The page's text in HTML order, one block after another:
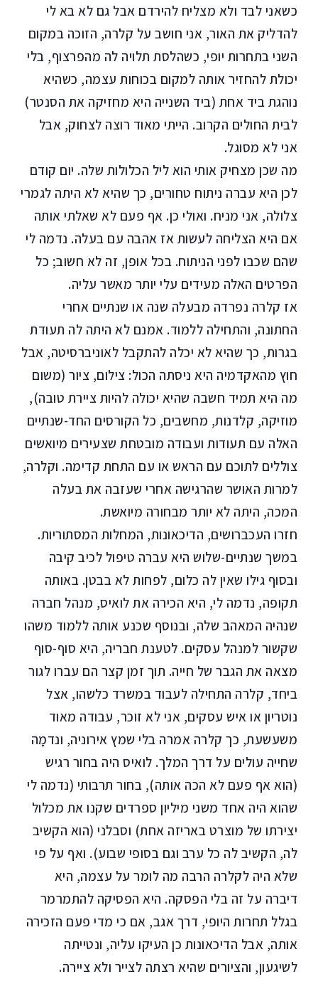
כשאני לבד ולא מצליח להירדם אבל גם לא בא לי
להדליק את האור, אני חושב על קלרה, הזוכה במקום
השני בתחרות יופי, כשהלסת תלויה לה מהפרצוף, בלי
יכולת להחזיר אותה למקום בכוחות עצמה, כשהיא
נוהגת ביד אחת (ביד השנייה היא מחזיקה את הסנטר)
לבית החולים הקרוב. הייתי מאוד רוצה לצחוק, אבל
אני לא מסוגל.
מה שכן מצחיק אותי הוא ליל הכלולות שלה. יום קודם
לכן היא עברה ניתוח טחורים, כך שהיא לא היתה לגמרי
צלולה, אני מניח. ואולי כן. אף פעם לא שאלתי אותה
אם היא הצליחה לעשות אז אהבה עם בעלה. נדמה לי
שהם שכבו לפני הניתוח. בכל אופן, זה לא חשוב; כל
הפרטים האלה מעידים עלי יותר מאשר עליה.
אז קלרה נפרדה מבעלה שנה או שנתיים אחרי
החתונה, והתחילה ללמוד. אמנם לא היתה לה תעודת
בגרות, כך שהיא לא יכלה להתקבל לאוניברסיטה, אבל
חוץ מהאקדמיה היא ניסתה הכול: צילום, ציור (משום
מה היא תמיד חשבה שהיא יכולה להיות ציירת טובה),
מוזיקה, קלדנות, מחשבים, כל הקורסים החד-שנתיים
האלה עם תעודות ועבודה מובטחת שצעירים מיואשים
צוללים לתוכם עם הראש או עם התחת קדימה. וקלרה,
למרות האושר שהרגישה אחרי שעזבה את בעלה
המכה, היתה לא יותר מבחורה מיואשת.
חזרו העכברושים, הדיכאונות, המחלות המסתוריות.
במשך שנתיים-שלוש היא עברה טיפול לכיב קיבה
ובסוף גילו שאין לה כלום, לפחות לא בבטן. באותה
תקופה, נדמה לי, היא הכירה את לואיס, מנהל חברה
שנהיה המאהב שלה, ובנוסף שכנע אותה ללמוד משהו
שקשור למנהל עסקים. לטענת חבריה, היא סוף-סוף
מצאה את הגבר של חייה. תוך זמן קצר הם עברו לגור
ביחד, קלרה התחילה לעבוד במשרד כלשהו, אצל
נוטריון או איש עסקים, אני לא זוכר, עבודה מאוד
משעשעת, כך קלרה אמרה בלי שמץ אירוניה, ונדמָה
שחייה עולים על דרך המלך. לואיס היה בחור רגיש
(הוא אף פעם לא הכה אותה), בחור תרבותי (נדמה לי
שהוא היה אחד משני מיליון ספרדים שקנו את מכלול
יצירתו של מוצרט באריזה אחת) וסבלני (הוא הקשיב
לה, הקשיב לה כל ערב וגם בסופי שבוע). ואף על פי
שלא היה לקלרה הרבה מה לומר על עצמה, היא
דיברה על זה בלי הפסקה. היא הפסיקה להתמרמר
בגלל תחרות היופי, דרך אגב, אם כי מדי פעם הזכירה
אותה, אבל הדיכאונות כן העיקו עליה, ונטייתה
לשיגעון, והציורים שהיא רצתה לצייר ולא ציירה.